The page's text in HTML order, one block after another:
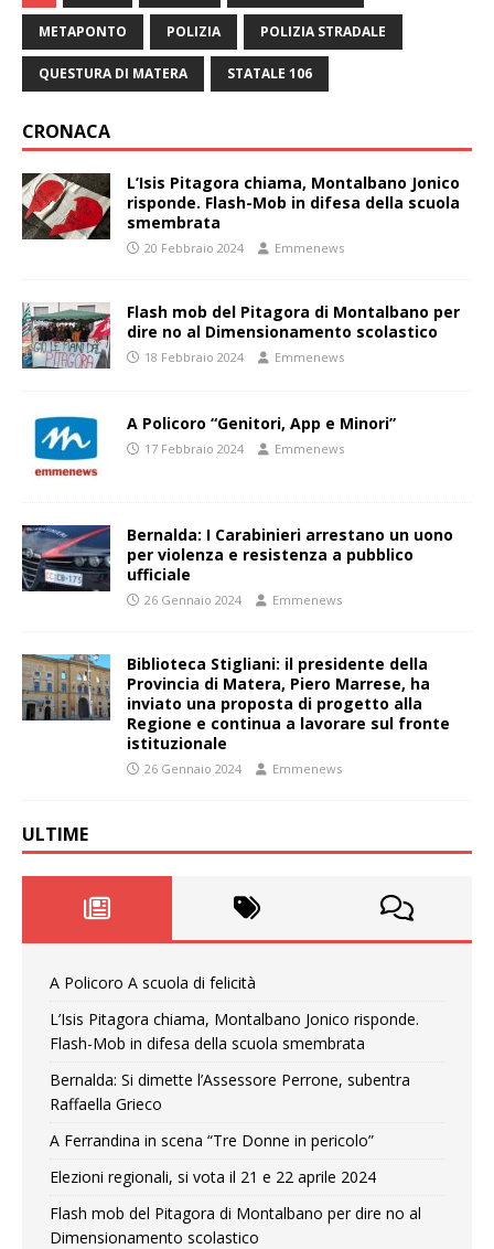
METAPONTO POLIZIA POLIZIA STRADALE
QUESTURA DI MATERA STATALE 106
CRONACA
L’Isis Pitagora chiama, Montalbano Jonico
risponde. Flash-Mob in difesa della scuola
smembrata
20 Febbraio 2024 Emmenews
Flash mob del Pitagora di Montalbano per
dire no al Dimensionamento scolastico
18 Febbraio 2024 Emmenews
A Policoro “Genitori, App e Minori”
17 Febbraio 2024 Emmenews
Bernalda: I Carabinieri arrestano un uono
per violenza e resistenza a pubblico
ufficiale
26 Gennaio 2024 Emmenews
Biblioteca Stigliani: il presidente della
Provincia di Matera, Piero Marrese, ha
inviato una proposta di progetto alla
Regione e continua a lavorare sul fronte
istituzionale
26 Gennaio 2024 Emmenews
ULTIME
A Policoro A scuola di felicità
L’Isis Pitagora chiama, Montalbano Jonico risponde.
Flash-Mob in difesa della scuola smembrata
Bernalda: Si dimette l’Assessore Perrone, subentra
Raffaella Grieco
A Ferrandina in scena “Tre Donne in pericolo”
Elezioni regionali, si vota il 21 e 22 aprile 2024
Flash mob del Pitagora di Montalbano per dire no al
Dimensionamento scolastico